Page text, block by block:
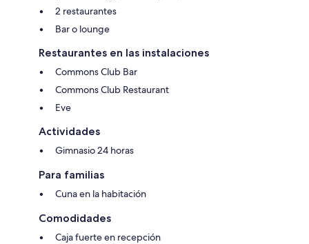
2 restaurantes
Bar o lounge
Restaurantes en las instalaciones
Commons Club Bar
Commons Club Restaurant
Eve
Actividades
Gimnasio 24 horas
Para familias
Cuna en la habitación
Comodidades
Caja fuerte en recepción